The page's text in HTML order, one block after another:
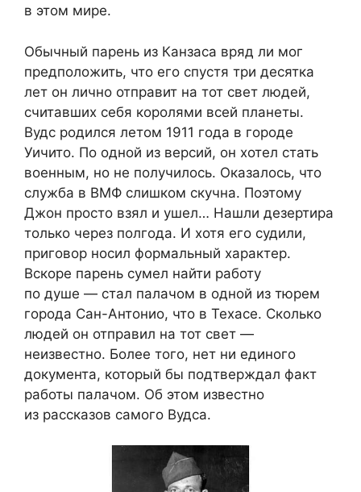
в этом мире.
Обычный парень из Канзаса вряд ли мог
предположить, что его спустя три десятка
лет он лично отправит на тот свет людей,
считавших себя королями всей планеты.
Вудс родился летом 1911 года в городе
Уичито. По одной из версий, он хотел стать
военным, но не получилось. Оказалось, что
служба в ВМФ слишком скучна. Поэтому
Джон просто взял и ушел… Нашли дезертира
только через полгода. И хотя его судили,
приговор носил формальный характер.
Вскоре парень сумел найти работу
по душе — стал палачом в одной из тюрем
города Сан-Антонио, что в Техасе. Сколько
людей он отправил на тот свет —
неизвестно. Более того, нет ни единого
документа, который бы подтверждал факт
работы палачом. Об этом известно
из рассказов самого Вудса.